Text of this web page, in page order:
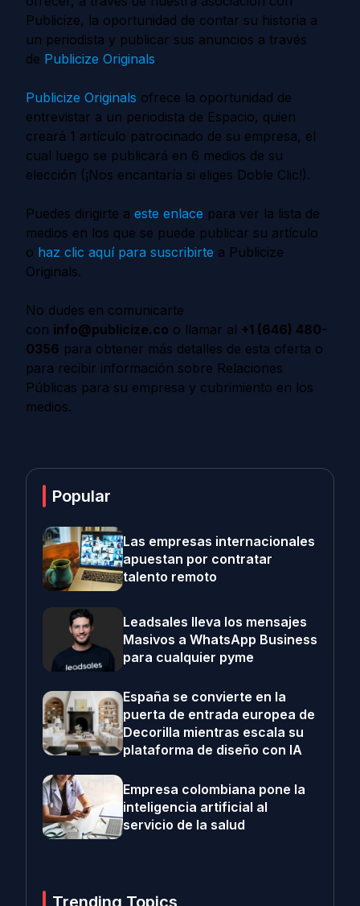
Publicize, la oportunidad de contar su historia a
un periodista y publicar sus anuncios a través
de Publicize Originals.
Publicize Originals ofrece la oportunidad de
entrevistar a un periodista de Espacio, quien
creará 1 artículo patrocinado de su empresa, el
cual luego se publicará en 6 medios de su
elección (¡Nos encantaría si eliges Doble Clic!).
Puedes dirigirte a este enlace para ver la lista de
medios en los que se puede publicar su artículo
o haz clic aquí para suscribirte a Publicize
Originals.
No dudes en comunicarte
con info@publicize.co o llamar al +1 (646) 480-
0356 para obtener más detalles de esta oferta o
para recibir información sobre Relaciones
Públicas para su empresa y cubrimiento en los
medios.
Popular
Las empresas internacionales
apuestan por contratar
talento remoto
Leadsales lleva los mensajes
Masivos a WhatsApp Business
para cualquier pyme
España se convierte en la
puerta de entrada europea de
Decorilla mientras escala su
plataforma de diseño con IA
Empresa colombiana pone la
inteligencia artificial al
servicio de la salud
Trending Topics